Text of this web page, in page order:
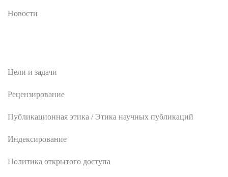
Новости
Цели и задачи
Рецензирование
Публикационная этика / Этика научных публикаций
Индексирование
Политика открытого доступа